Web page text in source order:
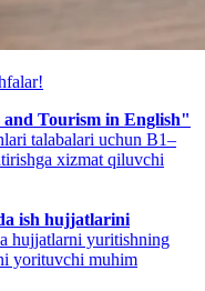
and Tourism in English"
talabalari uchun B1–
xizmat qiluvchi
ish hujjatlarini
hujjatlarni yuritishning
yorituvchi muhim